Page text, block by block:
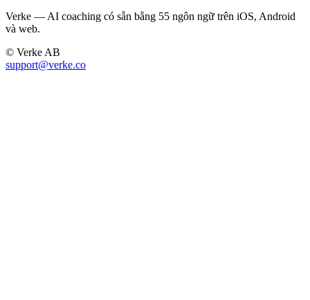
Verke — AI coaching có sẵn bằng 55 ngôn ngữ trên iOS, Android
và web.
© Verke AB
support@verke.co